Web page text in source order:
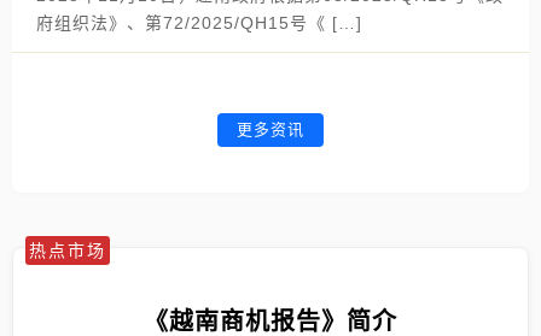
府组织法》、第72/2025/QH15号《 […]
更多资讯
热点市场
《越南商机报告》简介